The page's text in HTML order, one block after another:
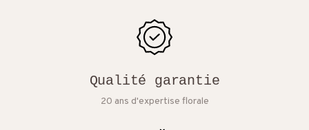
Qualité garantie
20 ans d'expertise florale